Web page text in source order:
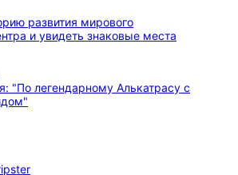
развития мирового
и увидеть знаковые места